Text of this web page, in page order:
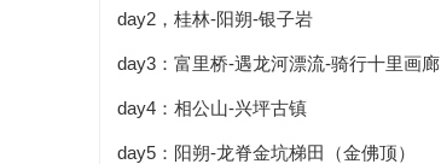
day2，桂林-阳朔-银子岩
day3：富里桥-遇龙河漂流-骑行十里画廊
day4：相公山-兴坪古镇
day5：阳朔-龙脊金坑梯田（金佛顶）